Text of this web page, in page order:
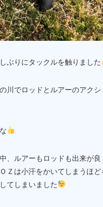
ぶりにタックルを触りました
川でロッドとルアーのアクシ
、ルアーもロッドも出来が良
Ｚは小汗をかいてしまうほど
てしまいました